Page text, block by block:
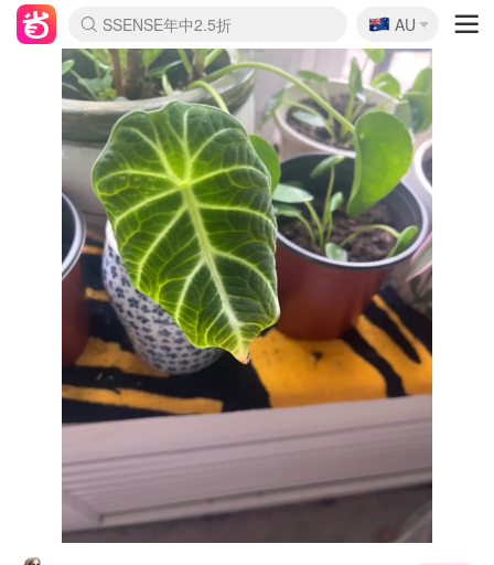
lululemon折扣上新
Sasa美妆护肤3.5折
SSENSE年中2.5折
FreshBeauty好价汇总
Cettire降价+叠9折
WWS Coles超市实拍
viagogo二手票捡漏
Myer折扣汇总
The Outnet奢牌1折起
David Jones 3折起
Flannels大牌1折
Perfumes Club护肤1折
AMIRO面罩$251
Amazon折扣汇总
eToro入金$200送$50
Amazon数码好物
ICONIC本周7.5折
ThedoubleF高奢地板价
Moose Knuckles 6折
EUFY摄像头$98
Selenichast首饰2折
Trip机票酒店促销
YSL送5件彩妆礼
Amazon家居好物
Amazon美妆护肤
雅漾大喷$8
过敏原检测盒$33
科颜氏高保湿面霜$29
SEALIFE海洋馆门票6折
丝塔芙大白罐$16
订阅Newsletter送香薰
Cult Beauty 6.8折
Harrods圣诞日历$525
LN-CC奢牌私促3折
d'Alba空姐喷雾$16
EVE LOM套装£56
Bernardelli独家4折
Adore Beauty 6折起
CT圣诞日历
Mytheresa奢品2.7折
Luxury Escapes 9折
Currentbody美容仪$881
MOON Garden Live
Roborock扫地机$649
Tingo Life水杯$24
Valentino官网5折
CR洗护套装$23
修丽可4件套$159
GANNI官网4.5折
Stylevana韩妆4折
Tessabit高奢8.5折
OGX洗发水$11
Amazon阿德莱德次日达
卡诗8.5折+赠礼
Philips Hue灯具8折
La Mer送8件礼值$529
🇦🇺
AU